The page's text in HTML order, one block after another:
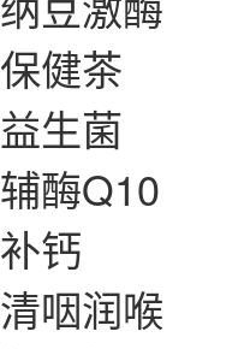
保健茶
益生菌
辅酶Q10
补钙
清咽润喉